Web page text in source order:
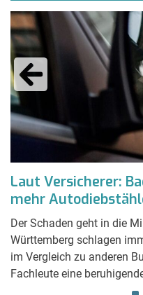
Laut Versicherer:
mehr
Der Schaden geht in die
Württemberg schlagen
im Vergleich zu anderen
Fachleute eine